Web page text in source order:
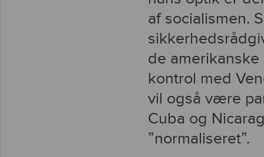
af socialismen.
de
kontrol med
vil også være
Cuba og
”normaliseret”.